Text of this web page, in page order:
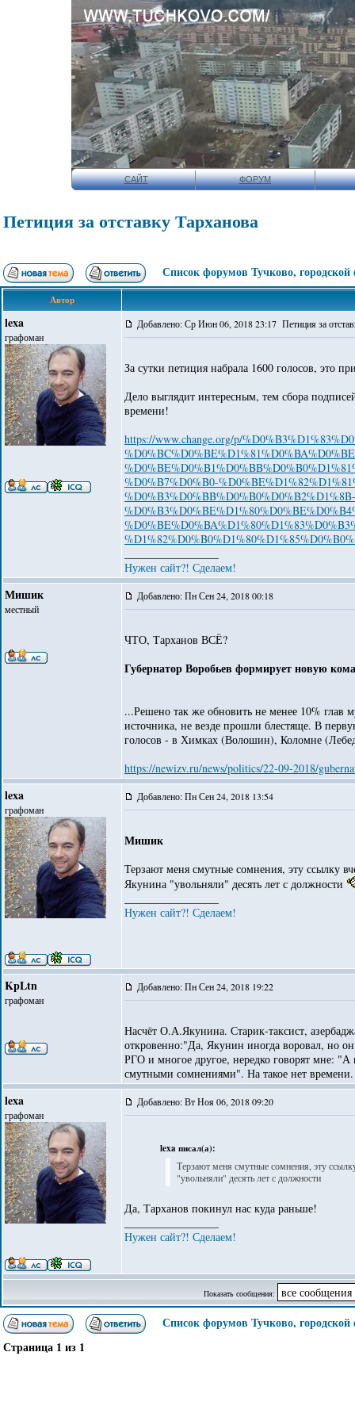
САЙТ ФОРУМ
Петиция за отставку Тарханова
Список форумов Тучково,
Автор
lexa
графоман
Добавлено: Ср Июн 06, 2018 23:17 Петиция за
За сутки петиция набрала 1600 голосов, это
Дело выглядит интересным, тем сбора
времени!
https://www.change.org/p/
%D0%B7%D0%B0-
Нужен сайт?! Сделаем!
Мишик
местный
Добавлено: Пн Сен 24, 2018 00:18
ЧТО, Тарханов ВСЁ?
Губернатор Воробьев формирует новую
...Решено так же обновить не менее 10% глав
источника, не везде прошли блестяще. В
голосов - в Химках (Волошин), Коломне
https://newizv.ru/news/politics/22-09-2018/
lexa
графоман
Добавлено: Пн Сен 24, 2018 13:54
Мишик
Терзают меня смутные сомнения, эту ссылку
Якунина "увольняли" десять лет с должности
Нужен сайт?! Сделаем!
KpLtn
графоман
Добавлено: Пн Сен 24, 2018 19:22
Насчёт О.А.Якунина. Старик-таксист,
откровенно:"Да, Якунин иногда воровал, но
РГО и многое другое, нередко говорят мне:
смутными сомнениями". На такое нет времени.
lexa
графоман
Добавлено: Вт Ноя 06, 2018 09:20
lexa писал(а):
Терзают меня смутные сомнения, эту
"увольняли" десять лет с должности
Да, Тарханов покинул нас куда раньше!
Нужен сайт?! Сделаем!
Показать сообщения:
Список форумов Тучково,
Страница 1 из 1